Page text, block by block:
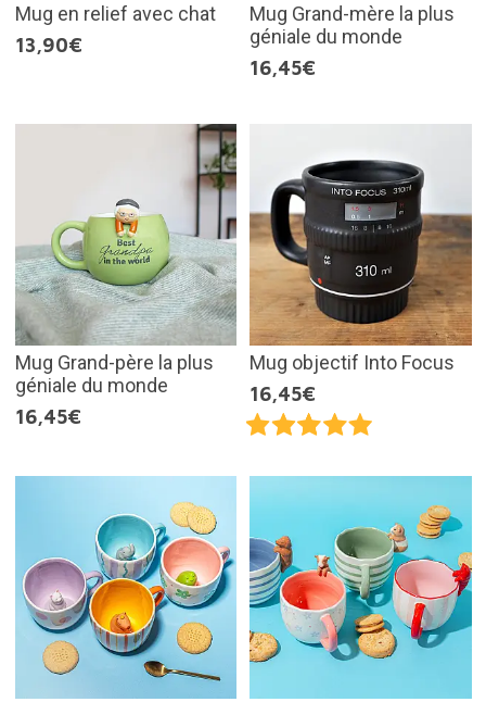
Mug en relief avec chat
13,90€
Mug Grand-mère la plus
géniale du monde
16,45€
Mug Grand-père la plus
géniale du monde
16,45€
Mug objectif Into Focus
16,45€